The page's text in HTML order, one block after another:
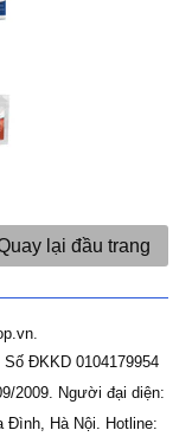
lại đầu trang
.
Số ĐKKD 0104179954
2009.
Người đại diện:
Đình, Hà Nội. Hotline: